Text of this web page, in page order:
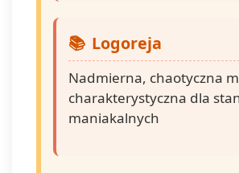
Logoreja
Nadmierna, chaotyczna
charakterystyczna dla
maniakalnych